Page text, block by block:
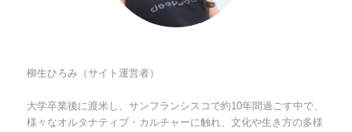
柳生ひろみ（サイト運営者）
大学卒業後に渡米し、サンフランシスコで約10年間過ごす中で、
様々なオルタナティブ・カルチャーに触れ、文化や生き方の多様